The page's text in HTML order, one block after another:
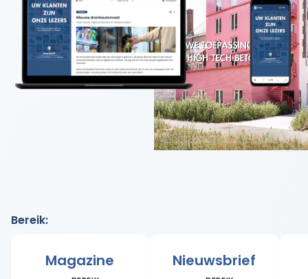
Bereik:
Magazine Nieuwsbrief